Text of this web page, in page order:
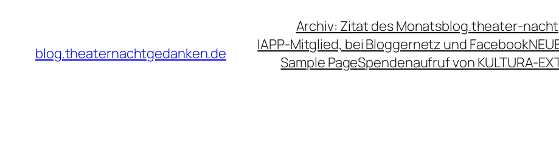
springenblog.theaternachtgedanken.de
Archiv: Zitat des Monatsblog.theater-
IAPP-Mitglied, bei Bloggernetz und Facebook
Sample PageSpendenaufruf von KULTURA-